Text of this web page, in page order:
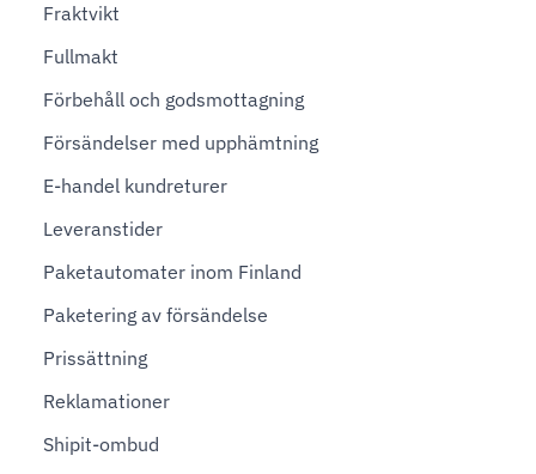
Fraktvikt
Fullmakt
Förbehåll och godsmottagning
Försändelser med upphämtning
E-handel kundreturer
Leveranstider
Paketautomater inom Finland
Paketering av försändelse
Prissättning
Reklamationer
Shipit-ombud